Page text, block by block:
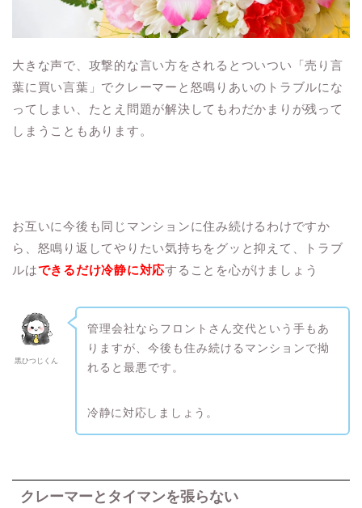
大きな声で、攻撃的な言い方をされるとついつい「売り言
葉に買い言葉」でクレーマーと怒鳴りあいのトラブルにな
ってしまい、たとえ問題が解決してもわだかまりが残って
しまうこともあります。
お互いに今後も同じマンションに住み続けるわけですか
ら、怒鳴り返してやりたい気持ちをグッと抑えて、トラブ
ルはできるだけ冷静に対応することを心がけましょう
黒ひつじくん
管理会社ならフロントさん交代という手もあ
りますが、今後も住み続けるマンションで拗
れると最悪です。
冷静に対応しましょう。
クレーマーとタイマンを張らない